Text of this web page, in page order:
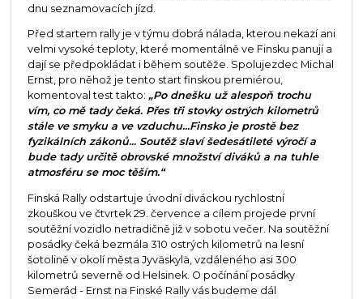
dnu seznamovacích jízd.
Před startem rally je v týmu dobrá nálada, kterou nekazí ani
velmi vysoké teploty, které momentálně ve Finsku panují a
dají se předpokládat i během soutěže. Spolujezdec Michal
Ernst, pro něhož je tento start finskou premiérou,
komentoval test takto: „Po dnešku už alespoň trochu
vím, co mě tady čeká. Přes tři stovky ostrých kilometrů
stále ve smyku a ve vzduchu...Finsko je prostě bez
fyzikálních zákonů... Soutěž slaví šedesátileté výročí a
bude tady určitě obrovské množství diváků a na tuhle
atmosféru se moc těším.“
Finská Rally odstartuje úvodní diváckou rychlostní
zkouškou ve čtvrtek 29. července a cílem projede první
soutěžní vozidlo netradičně již v sobotu večer. Na soutěžní
posádky čeká bezmála 310 ostrých kilometrů na lesní
šotolině v okolí města Jyväskylä, vzdáleného asi 300
kilometrů severně od Helsinek. O počínání posádky
Semerád - Ernst na Finské Rally vás budeme dál